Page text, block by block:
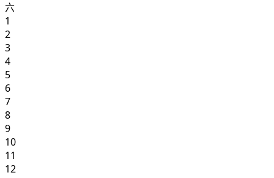
六
1
2
3
4
5
6
7
8
9
10
11
12